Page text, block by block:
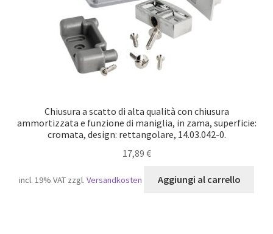
Chiusura a scatto di alta qualità con chiusura
ammortizzata e funzione di maniglia, in zama, superficie:
cromata, design: rettangolare, 14.03.042-0.
17,89 €
incl. 19% VAT zzgl. Versandkosten Aggiungi al carrello